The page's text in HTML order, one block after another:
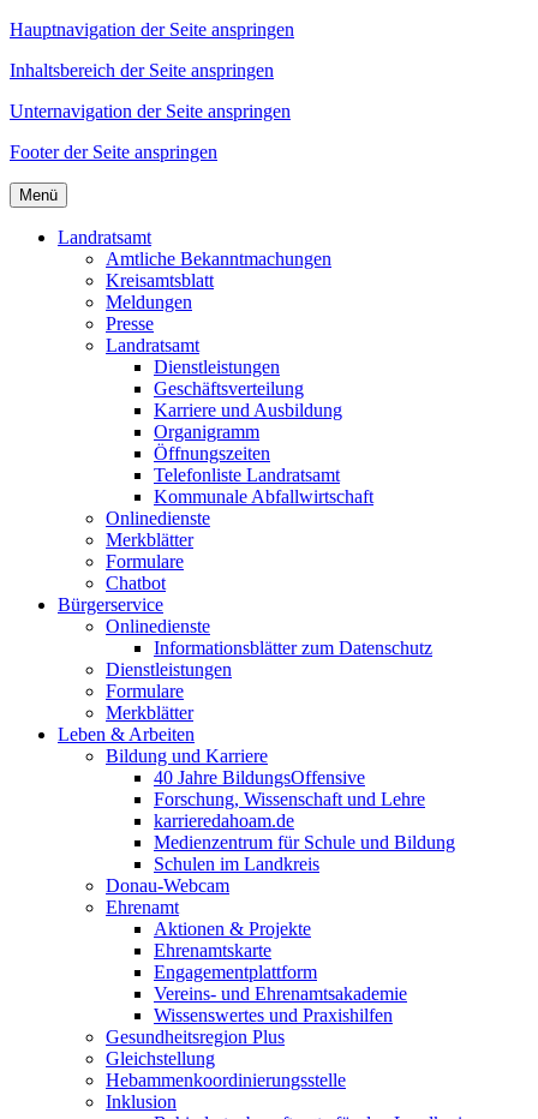
Hauptnavigation der Seite anspringen
Inhaltsbereich der Seite anspringen
Unternavigation der Seite anspringen
Footer der Seite anspringen
Menü
Landratsamt
Amtliche Bekanntmachungen
Kreisamtsblatt
Meldungen
Presse
Landratsamt
Dienstleistungen
Geschäftsverteilung
Karriere und Ausbildung
Organigramm
Öffnungszeiten
Telefonliste Landratsamt
Kommunale Abfallwirtschaft
Onlinedienste
Merkblätter
Formulare
Chatbot
Bürgerservice
Onlinedienste
Informationsblätter zum Datenschutz
Dienstleistungen
Formulare
Merkblätter
Leben & Arbeiten
Bildung und Karriere
40 Jahre BildungsOffensive
Forschung, Wissenschaft und Lehre
karrieredahoam.de
Medienzentrum für Schule und Bildung
Schulen im Landkreis
Donau-Webcam
Ehrenamt
Aktionen & Projekte
Ehrenamtskarte
Engagementplattform
Vereins- und Ehrenamtsakademie
Wissenswertes und Praxishilfen
Gesundheitsregion Plus
Gleichstellung
Hebammenkoordinierungsstelle
Inklusion